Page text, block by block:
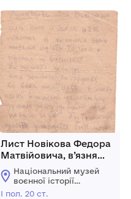
Лист Новікова Федора
Матвійовича, в’язня
табору НКВС.
Національний музей
воєнної історії
Слобожанщини
І пол. 20 ст.